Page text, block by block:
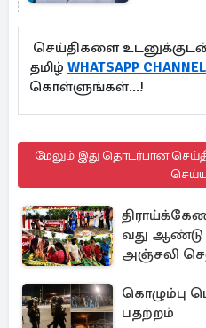
தரப்பு
செய்திகளை
தமிழ் WHATSAPP CHANNEL
கொள்ளுங்கள்...!
மேலும் இது தொடர்பான
வது ஆண்டு
அஞ்சலி
கொழும்பு
பதற்றம்